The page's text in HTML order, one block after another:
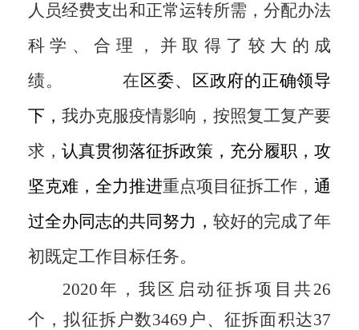
人员经费支出和正常运转所需，分配办法
科学、合理，并取得了较大的成
绩。
在区委、区政府的正确领导
下， 我办克服疫情影响，按照复工复产要
求， 认真贯彻落征拆政策，充分履职，攻
坚克难，全力推进重点项目征拆工作， 通
过全办同志的共同努力， 较好的完成了年
初既定工作目标任务。
2020年，我区启动征拆项目共26
个，拟征拆户数3469户、征拆面积达37